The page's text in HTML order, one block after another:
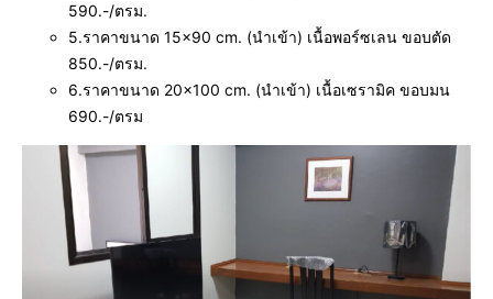
590.-/ตรม.
5.ราคาขนาด 15×90 cm. (นำเข้า) เนื้อพอร์ซเลน ขอบตัด
850.-/ตรม.
6.ราคาขนาด 20×100 cm. (นำเข้า) เนื้อเซรามิค ขอบมน
690.-/ตรม